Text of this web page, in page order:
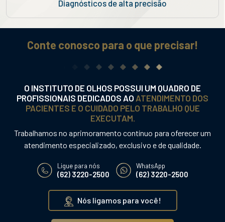
Diagnósticos de alta precisão
Conte conosco para o que precisar!
O INSTITUTO DE OLHOS POSSUI UM QUADRO DE
PROFISSIONAIS DEDICADOS AO ATENDIMENTO DOS
PACIENTES E O CUIDADO PELO TRABALHO QUE
EXECUTAM.
Trabalhamos no aprimoramento contínuo para oferecer um
atendimento especializado, exclusivo e de qualidade.
Ligue para nós
(62) 3220-2500
WhatsApp
(62) 3220-2500
Nós ligamos para você!